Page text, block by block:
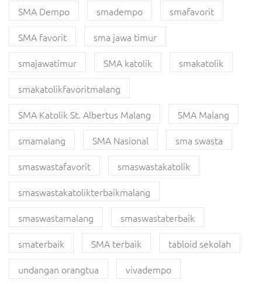
SMA Dempo
smadempo
smafavorit
SMA favorit
sma jawa timur
smajawatimur
SMA katolik
smakatolik
smakatolikfavoritmalang
SMA Katolik St. Albertus Malang
SMA Malang
smamalang
SMA Nasional
sma swasta
smaswastafavorit
smaswastakatolik
smaswastakatolikterbaikmalang
smaswastamalang
smaswastaterbaik
smaterbaik
SMA terbaik
tabloid sekolah
undangan orangtua
vivadempo